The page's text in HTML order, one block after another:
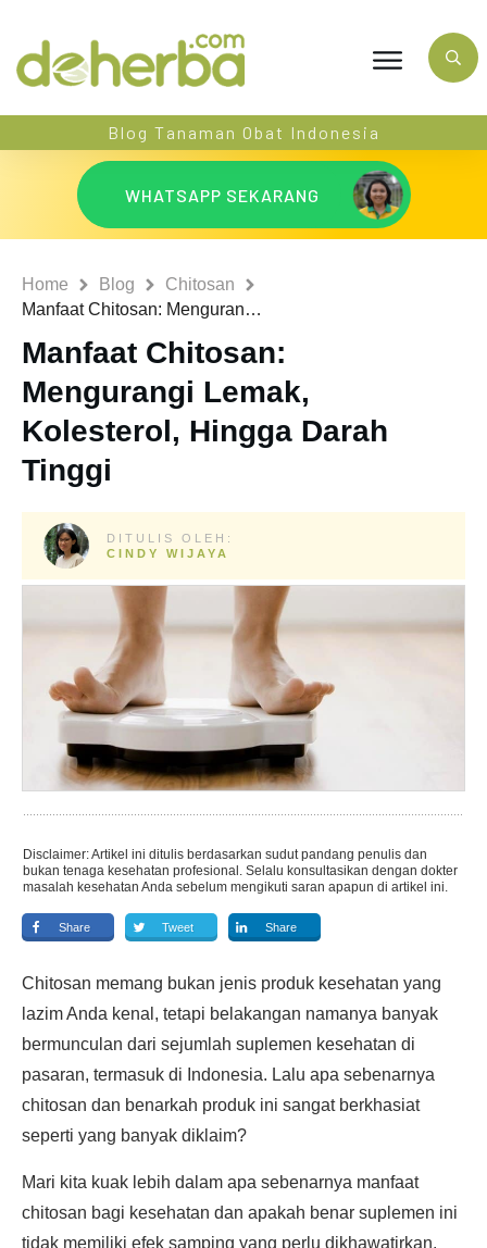
Blog Tanaman Obat Indonesia
WHATSAPP SEKARANG
Home Blog
Chitosan
Manfaat Chitosan: Mengurangi Lemak, Kolesterol, Hingga Darah Tinggi
Manfaat Chitosan:
Mengurangi Lemak,
Kolesterol, Hingga Darah
Tinggi
DITULIS OLEH:
CINDY WIJAYA
Disclaimer: Artikel ini ditulis berdasarkan sudut pandang penulis dan
bukan tenaga kesehatan profesional. Selalu konsultasikan dengan dokter
masalah kesehatan Anda sebelum mengikuti saran apapun di artikel ini.
Share Tweet Share
Chitosan memang bukan jenis produk kesehatan yang
lazim Anda kenal, tetapi belakangan namanya banyak
bermunculan dari sejumlah suplemen kesehatan di
pasaran, termasuk di Indonesia. Lalu apa sebenarnya
chitosan dan benarkah produk ini sangat berkhasiat
seperti yang banyak diklaim?
Mari kita kuak lebih dalam apa sebenarnya manfaat
chitosan bagi kesehatan dan apakah benar suplemen ini
tidak memiliki efek samping yang perlu dikhawatirkan.